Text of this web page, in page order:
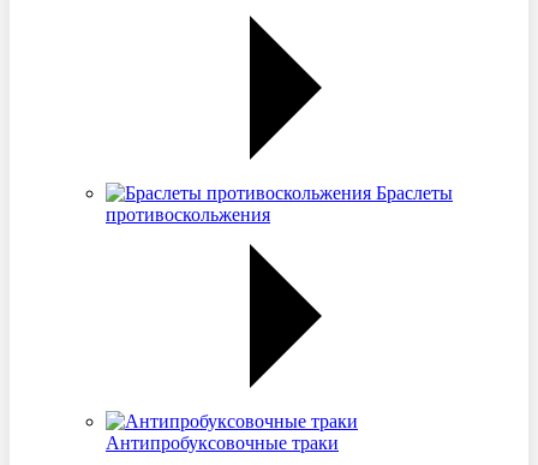
Браслеты
противоскольжения
Антипробуксовочные траки